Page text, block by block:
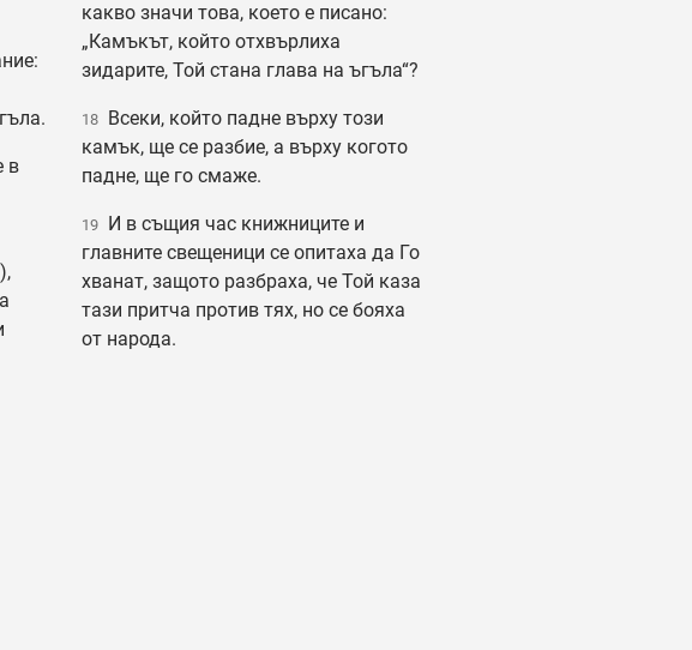
в
какво значи това, което е писано:
„Камъкът, който отхвърлиха
зидарите, Той стана глава на ъгъла“?
18 Всеки, който падне върху този
камък, ще се разбие, а върху когото
падне, ще го смаже.
19 И в същия час книжниците и
главните свещеници се опитаха да Го
хванат, защото разбраха, че Той каза
тази притча против тях, но се бояха
от народа.